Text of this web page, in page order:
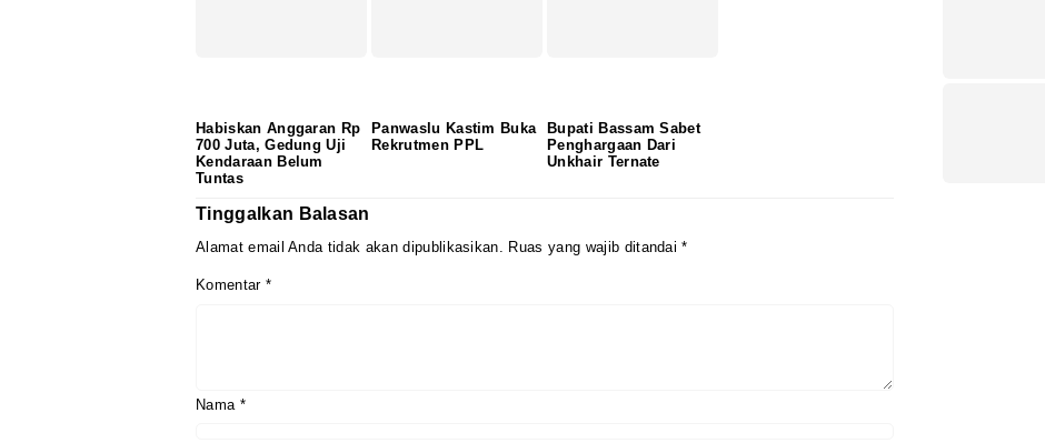
Habiskan Anggaran Rp
700 Juta, Gedung Uji
Kendaraan Belum
Tuntas
Panwaslu Kastim Buka
Rekrutmen PPL
Bupati Bassam Sabet
Penghargaan Dari
Unkhair Ternate
Tinggalkan Balasan
Alamat email Anda tidak akan dipublikasikan. Ruas yang wajib ditandai*
Komentar *
Nama *